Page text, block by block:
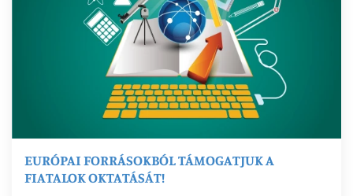
EURÓPAI FORRÁSOKBÓL TÁMOGATJUK A
FIATALOK OKTATÁSÁT!